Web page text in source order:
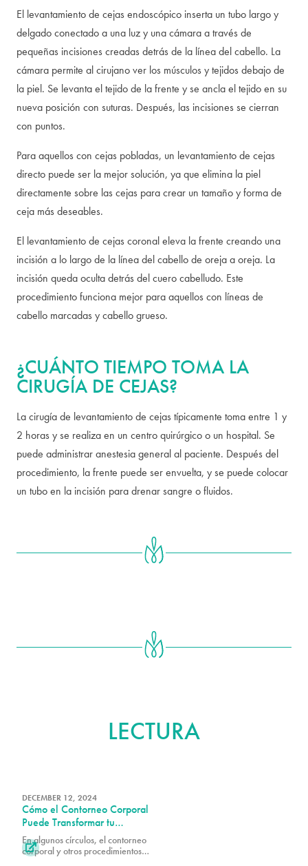
El levantamiento de cejas endoscópico inserta un tubo largo y
delgado conectado a una luz y una cámara a través de
pequeñas incisiones creadas detrás de la línea del cabello. La
cámara permite al cirujano ver los músculos y tejidos debajo de
la piel. Se levanta el tejido de la frente y se ancla el tejido en su
nueva posición con suturas. Después, las incisiones se cierran
con puntos.
Para aquellos con cejas pobladas, un levantamiento de cejas
directo puede ser la mejor solución, ya que elimina la piel
directamente sobre las cejas para crear un tamaño y forma de
ceja más deseables.
El levantamiento de cejas coronal eleva la frente creando una
incisión a lo largo de la línea del cabello de oreja a oreja. La
incisión queda oculta detrás del cuero cabelludo. Este
procedimiento funciona mejor para aquellos con líneas de
cabello marcadas y cabello grueso.
¿CUÁNTO TIEMPO TOMA LA
CIRUGÍA DE CEJAS?
La cirugía de levantamiento de cejas típicamente toma entre 1 y
2 horas y se realiza en un centro quirúrgico o un hospital. Se
puede administrar anestesia general al paciente. Después del
procedimiento, la frente puede ser envuelta, y se puede colocar
un tubo en la incisión para drenar sangre o fluidos.
LECTURA
DECEMBER 12, 2024
Cómo el Contorneo Corporal
Puede Transformar tu
Autoimagen
En algunos círculos, el contorneo
corporal y otros procedimientos
